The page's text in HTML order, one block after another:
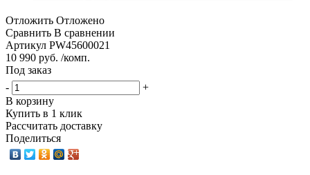
Отложить Отложено
Сравнить В сравнении
Артикул PW45600021
10 990 руб. /комп.
Под заказ
-
+
В корзину
Купить в 1 клик
Рассчитать доставку
Поделиться